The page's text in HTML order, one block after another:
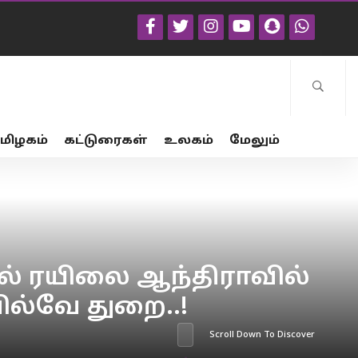
கட்டுரைகள் உலகம் மேலும்
ரயிலை ஆந்திராவில்
துறை..!
Scroll Down To Discover